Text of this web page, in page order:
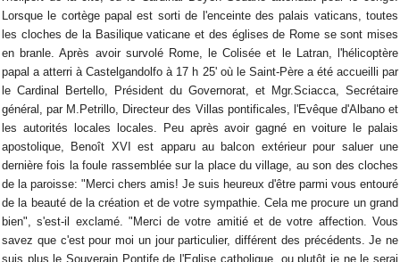
Lorsque le cortège papal est sorti de l'enceinte des palais vaticans, toutes
les cloches de la Basilique vaticane et des églises de Rome se sont mises
en branle. Après avoir survolé Rome, le Colisée et le Latran, l'hélicoptère
papal a atterri à Castelgandolfo à 17 h 25' où le Saint-Père a été accueilli par
le Cardinal Bertello, Président du Governorat, et Mgr.Sciacca, Secrétaire
général, par M.Petrillo, Directeur des Villas pontificales, l'Evêque d'Albano et
les autorités locales locales. Peu après avoir gagné en voiture le palais
apostolique, Benoît XVI est apparu au balcon extérieur pour saluer une
dernière fois la foule rassemblée sur la place du village, au son des cloches
de la paroisse: "Merci chers amis! Je suis heureux d'être parmi vous entouré
de la beauté de la création et de votre sympathie. Cela me procure un grand
bien", s'est-il exclamé. "Merci de votre amitié et de votre affection. Vous
savez que c'est pour moi un jour particulier, différent des précédents. Je ne
suis plus le Souverain Pontife de l'Eglise catholique, ou plutôt je ne le serai